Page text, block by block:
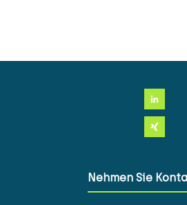
Nehmen Sie